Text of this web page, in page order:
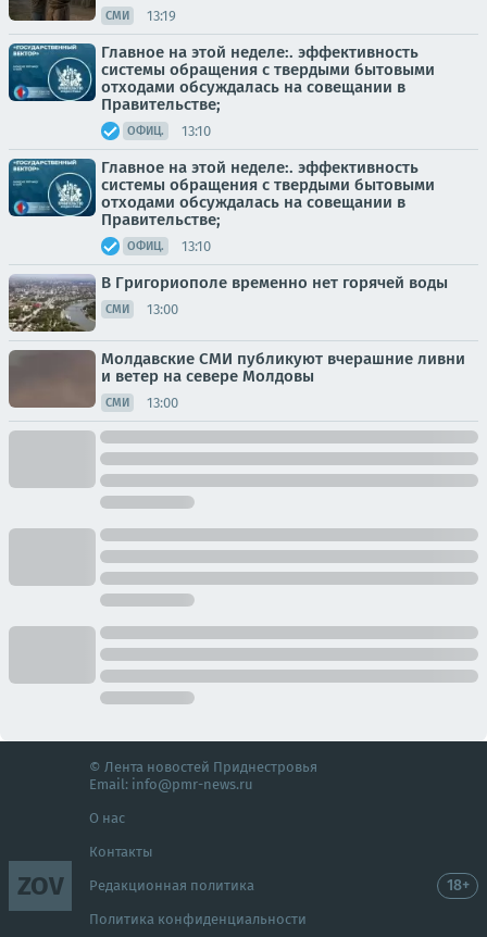
СМИ 13:19
Главное на этой неделе:. эффективность
системы обращения с твердыми бытовыми
отходами обсуждалась на совещании в
Правительстве;
ОФИЦ. 13:10
Главное на этой неделе:. эффективность
системы обращения с твердыми бытовыми
отходами обсуждалась на совещании в
Правительстве;
ОФИЦ. 13:10
В Григориополе временно нет горячей воды
СМИ 13:00
Молдавские СМИ публикуют вчерашние ливни
и ветер на севере Молдовы
СМИ 13:00
ZOV
© Лента новостей Приднестровья
Email: info@pmr-news.ru
О нас
Контакты
Редакционная политика
Политика конфиденциальности
18+